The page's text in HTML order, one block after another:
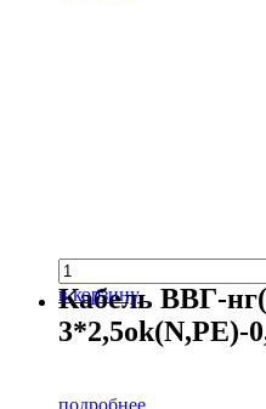
в корзину
Кабель ВВГ-
3*2,5ok(N,PE)-
подробнее